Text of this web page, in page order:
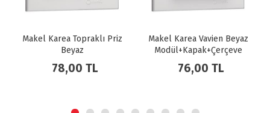
Makel Karea Vavien Beyaz
Modül+Kapak+Çerçeve
76,00 TL
Makel Karea Komütatör
Beyaz
Modül+Kapak+Çerçeve
82,00 TL